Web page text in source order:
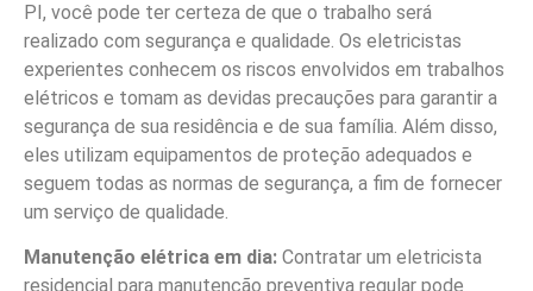
PI, você pode ter certeza de que o trabalho será
realizado com segurança e qualidade. Os eletricistas
experientes conhecem os riscos envolvidos em trabalhos
elétricos e tomam as devidas precauções para garantir a
segurança de sua residência e de sua família. Além disso,
eles utilizam equipamentos de proteção adequados e
seguem todas as normas de segurança, a fim de fornecer
um serviço de qualidade.
Manutenção elétrica em dia: Contratar um eletricista
residencial para manutenção preventiva regular pode